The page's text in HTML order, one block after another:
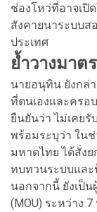
ช่องโหว่ที่อาจเปิ
สังคายนาระบบส
ประเทศ
ย้ำวางมาต
นายอนุทิน ยังกล่
ที่ตนเองและครอ
ยืนยันว่า ไม่เคยรั
พร้อมระบุว่า ใน
มหาดไทย ได้สั่งย
ทบทวนระบบแล
นอกจากนี้ ยังเป็
(MOU) ระหว่าง